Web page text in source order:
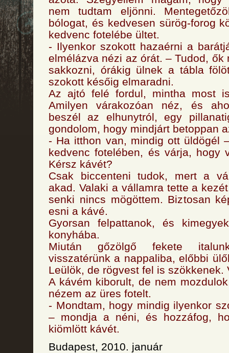
nem tudtam eljönni.
bólogat, és kedvesen sürög-forog
kedvenc fotelébe ültet.
- Ilyenkor szokott hazaérni a
elmélázva nézi az órát. – Tudod, ők
sakkozni, órákig ülnek a tábla
szokott későig elmaradni.
Az ajtó felé fordul, mintha most
Amilyen várakozóan néz, és
beszél az elhunytról, egy
gondolom, hogy mindjárt betoppan
- Ha itthon van, mindig ott üldögél
kedvenc fotelében, és várja, hogy
Kérsz kávét?
Csak biccenteni tudok, mert a
akad. Valaki a vállamra tette a
senki nincs mögöttem. Biztosan
esni a kávé.
Gyorsan felpattanok, és
konyhába.
Miután gőzölgő fekete
visszatérünk a nappaliba, előbbi
Leülök, de rögvest fel is szökkenek.
A kávém kiborult, de nem
nézem az üres fotelt.
- Mondtam, hogy mindig ilyenkor
– mondja a néni, és hozzáfog,
kiömlött kávét.
Budapest, 2010. január